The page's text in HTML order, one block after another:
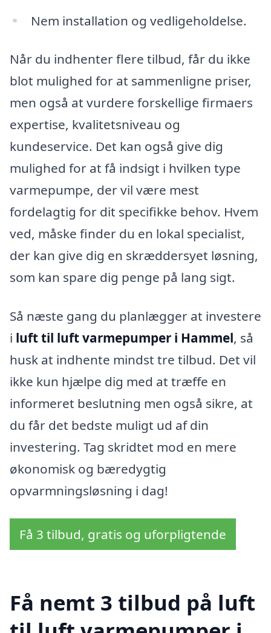
Nem installation og vedligeholdelse.
Når du indhenter flere tilbud, får du ikke
blot mulighed for at sammenligne priser,
men også at vurdere forskellige firmaers
expertise, kvalitetsniveau og
kundeservice. Det kan også give dig
mulighed for at få indsigt i hvilken type
varmepumpe, der vil være mest
fordelagtig for dit specifikke behov. Hvem
ved, måske finder du en lokal specialist,
der kan give dig en skræddersyet løsning,
som kan spare dig penge på lang sigt.
Så næste gang du planlægger at investere
i luft til luft varmepumper i Hammel, så
husk at indhente mindst tre tilbud. Det vil
ikke kun hjælpe dig med at træffe en
informeret beslutning men også sikre, at
du får det bedste muligt ud af din
investering. Tag skridtet mod en mere
økonomisk og bæredygtig
opvarmningsløsning i dag!
Få 3 tilbud, gratis og uforpligtende
Få nemt 3 tilbud på luft